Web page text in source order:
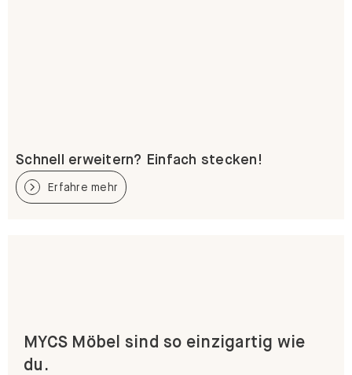
Schnell erweitern? Einfach stecken!
Erfahre mehr
MYCS Möbel sind so einzigartig wie
du.